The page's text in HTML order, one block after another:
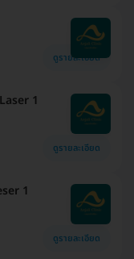
ดูรายละเอียด
1
ดูรายละเอียด
1
ดูรายละเอียด